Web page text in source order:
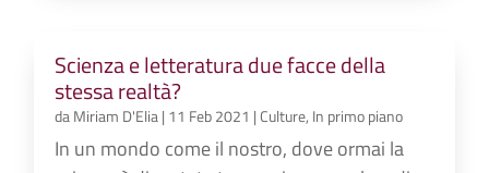
Scienza e letteratura due facce della
stessa realtà?
daMiriam D'Elia| 11 Feb 2021 |Culture, In primo piano
In un mondo come il nostro, dove ormai la